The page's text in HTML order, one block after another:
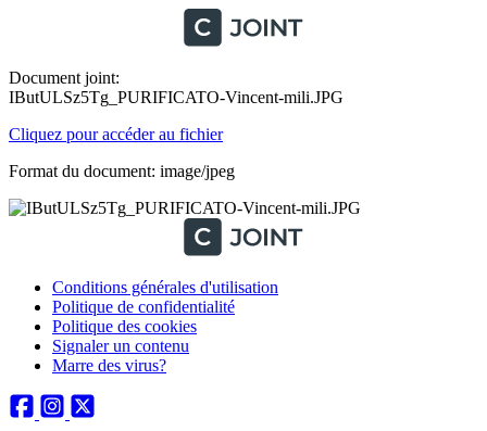
Document joint:
IButULSz5Tg_PURIFICATO-Vincent-mili.JPG
Cliquez pour accéder au fichier
Format du document: image/jpeg
Conditions générales d'utilisation
Politique de confidentialité
Politique des cookies
Signaler un contenu
Marre des virus?